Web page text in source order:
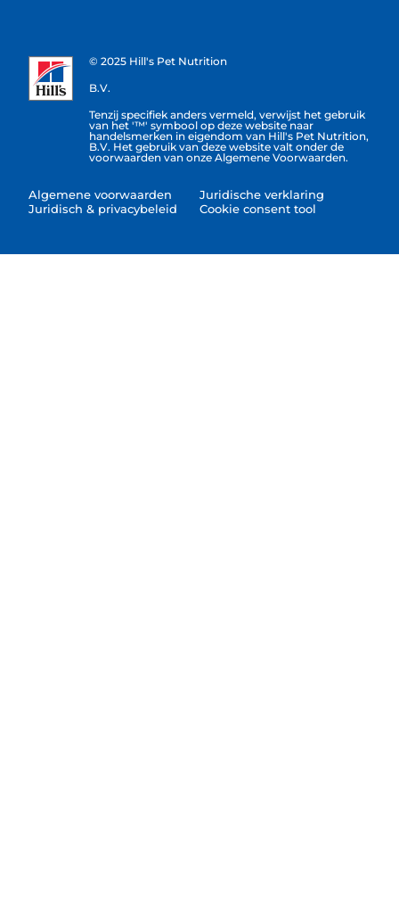
© 2025 Hill's Pet Nutrition
B.V.
Tenzij specifiek anders vermeld, verwijst het gebruik
van het '™' symbool op deze website naar
handelsmerken in eigendom van Hill's Pet Nutrition,
B.V. Het gebruik van deze website valt onder de
voorwaarden van onze Algemene Voorwaarden.
Algemene voorwaarden
Juridisch & privacybeleid
Juridische verklaring
Cookie consent tool